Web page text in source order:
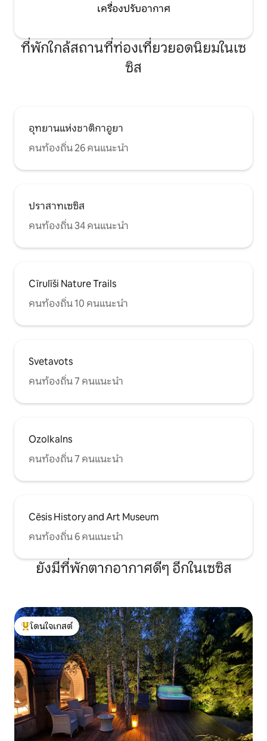
เครื่องปรับอากาศ
ที่พักใกล้สถานที่ท่องเที่ยวยอดนิยมในเซ
ซิส
อุทยานแห่งชาติกาอูยา
คนท้องถิ่น 26 คนแนะนำ
ปราสาทเซซิส
คนท้องถิ่น 34 คนแนะนำ
Cīrulīši Nature Trails
คนท้องถิ่น 10 คนแนะนำ
Svetavots
คนท้องถิ่น 7 คนแนะนำ
Ozolkalns
คนท้องถิ่น 7 คนแนะนำ
Cēsis History and Art Museum
คนท้องถิ่น 6 คนแนะนำ
ยังมีที่พักตากอากาศดีๆ อีกในเซซิส
โดนใจเกสต์ที่สุด
โดนใจเกสต์